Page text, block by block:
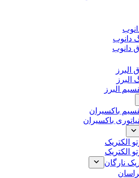
دانوب
دانوب
البرز
البرز
البرز
باکسیران
باکسیران
الکتریک
الکتریک
نارگان